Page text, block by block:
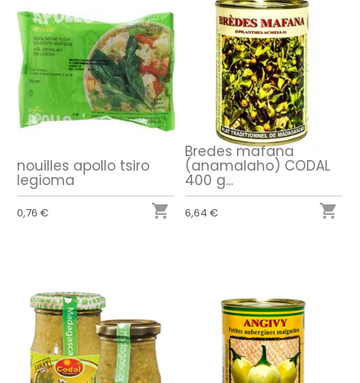
nouilles apollo tsiro
legioma
0,76 € 
Bredes mafana
(anamalaho) CODAL
400 g...
6,64 € 